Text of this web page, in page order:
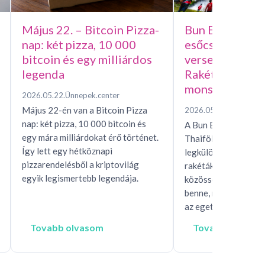
Május 22. – Bitcoin Pizza-
nap: két pizza, 10 000
bitcoin és egy milliárdos
legenda
2026.05.22.Ünnepek.center
Május 22-én van a Bitcoin Pizza
nap: két pizza, 10 000 bitcoin és
egy mára milliárdokat érő történet.
Így lett egy hétköznapi
pizzarendelésből a kriptovilág
egyik legismertebb legendája.
Tovabb olvasom
Bun Bang Fai –
esőcsináló
versenye,
monszunért
2026.05.15.
A Bun Bang Fai
Thaiföld és Laosz
legkülönösebb
rakéták, mítoszok,
közösségi rítusok
benne, miközben
az eget, hogy…
Tovabb